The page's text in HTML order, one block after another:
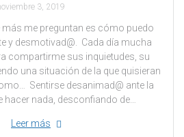
3, 2019
más me preguntan es cómo puedo
y desmotivad@. Cada día mucha
compartirme sus inquietudes, su
una situación de la que quisieran
Sentirse desanimad@ ante la
hacer nada, desconfiando de…
Leer más